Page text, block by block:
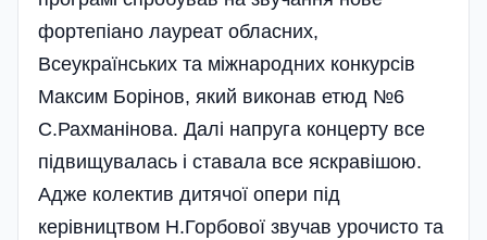
фортепіано лауреат обласних,
Всеукраїнських та міжнародних конкурсів
Максим Борінов, який виконав етюд №6
С.Рахманінова. Далі напруга концерту все
підвищувалась і ставала все яскравішою.
Адже колектив дитячої опери під
керівництвом Н.Горбової звучав урочисто та